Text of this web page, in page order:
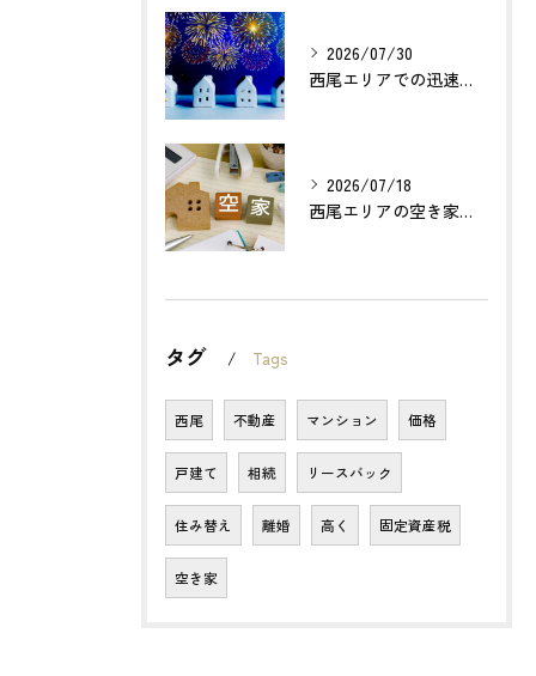
2026/07/30
西尾エリアでの迅速確実な不動産買取のポイントは？
2026/07/18
西尾エリアの空き家売却で利益最大化する方法とは？
タグ Tags
西尾 不動産 マンション 価格
戸建て 相続 リースバック
住み替え 離婚 高く 固定資産税
空き家